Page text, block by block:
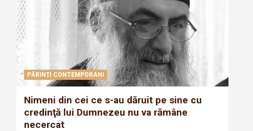
PĂRINȚI CONTEMPORANI
Nimeni din cei ce s-au dăruit pe sine cu
credinţă lui Dumnezeu nu va rămâne
necercat